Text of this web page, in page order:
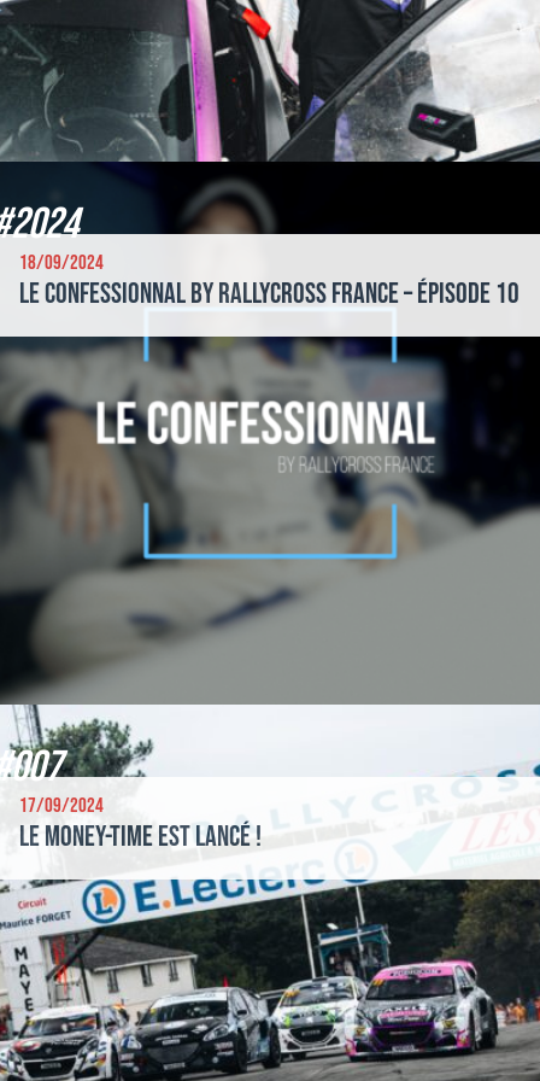
18/09/2024
Le Confessionnal by Rallycross France – Épisode 10
17/09/2024
Le money-time est lancé !